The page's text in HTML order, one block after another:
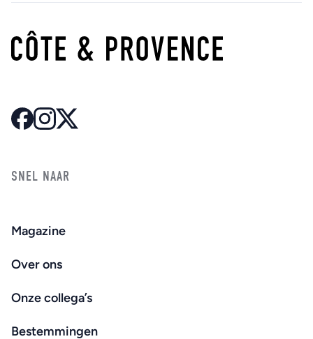
SNEL NAAR
Magazine
Over ons
Onze collega’s
Bestemmingen